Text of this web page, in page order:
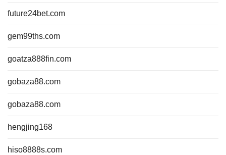
future24bet.com
gem99ths.com
goatza888fin.com
gobaza88.com
gobaza88.com
hengjing168
hiso8888s.com